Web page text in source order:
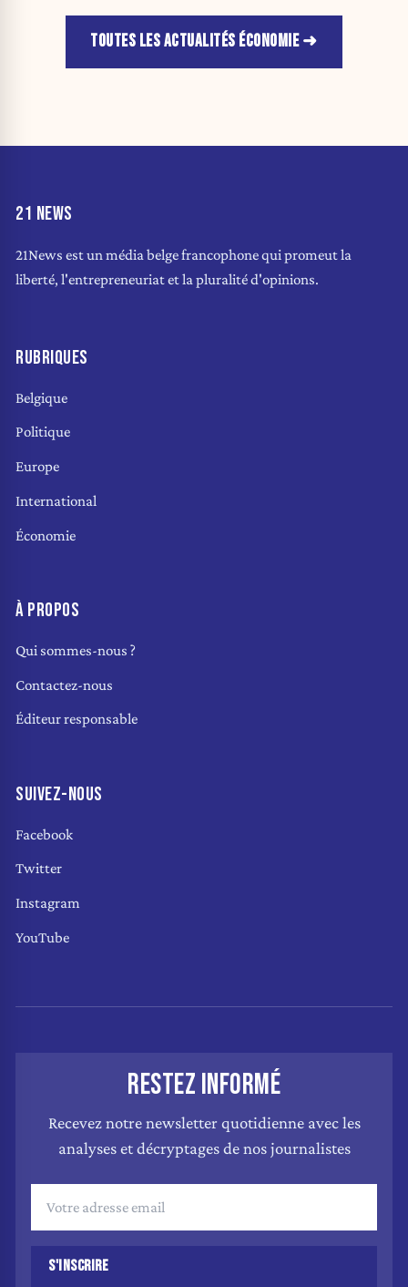
arriver
TOUTES LES ACTUALITÉS ÉCONOMIE
21 NEWS
21News est un média belge francophone qui promeut la
liberté, l'entrepreneuriat et la pluralité d'opinions.
RUBRIQUES
Belgique
Politique
Europe
International
Économie
À PROPOS
Qui sommes-nous ?
Contactez-nous
Éditeur responsable
SUIVEZ-NOUS
Facebook
Twitter
Instagram
YouTube
RESTEZ INFORMÉ
Recevez notre newsletter quotidienne avec les
analyses et décryptages de nos journalistes
S'INSCRIRE